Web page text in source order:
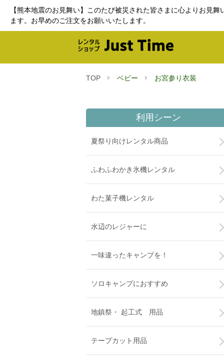
【熊本地震のお見舞い】このたび被災された皆さまに心よりお見
ます。お早めのご注文をお願いいたします。
TOP ベビー お宮参り衣装
利用シーン
夏祭り向けレンタル商品
ふわふわかき氷機レンタル
わた菓子機レンタル
水辺のレジャーに
一味違ったキャンプを！
ソロキャンプにおすすめ
地鎮祭・ 起工式 用品
テープカット用品